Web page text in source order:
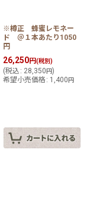
※樽正 蜂蜜レモネー
ド ＠１本あたり1050
円
26,250円(税別)
(税込 : 28,350円)
希望小売価格 : 1,400円